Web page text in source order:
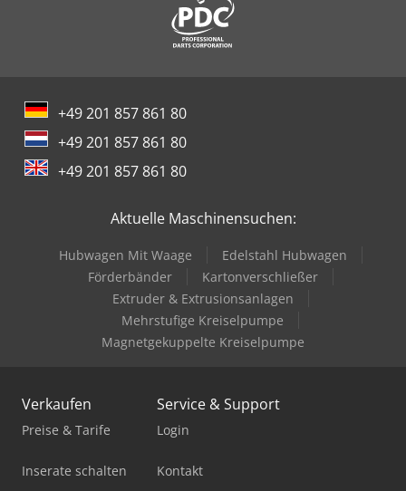
+49 201 857 861 80
+49 201 857 861 80
+49 201 857 861 80
Aktuelle Maschinensuchen:
Hubwagen Mit Waage
Edelstahl Hubwagen
Förderbänder
Kartonverschließer
Extruder & Extrusionsanlagen
Mehrstufige Kreiselpumpe
Magnetgekuppelte Kreiselpumpe
Verkaufen
Preise & Tarife
Inserate schalten
Service & Support
Login
Kontakt